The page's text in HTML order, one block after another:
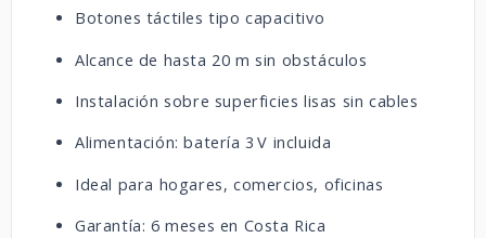
Botones táctiles tipo capacitivo
Alcance de hasta 20 m sin obstáculos
Instalación sobre superficies lisas sin cables
Alimentación: batería 3 V incluida
Ideal para hogares, comercios, oficinas
Garantía: 6 meses en Costa Rica